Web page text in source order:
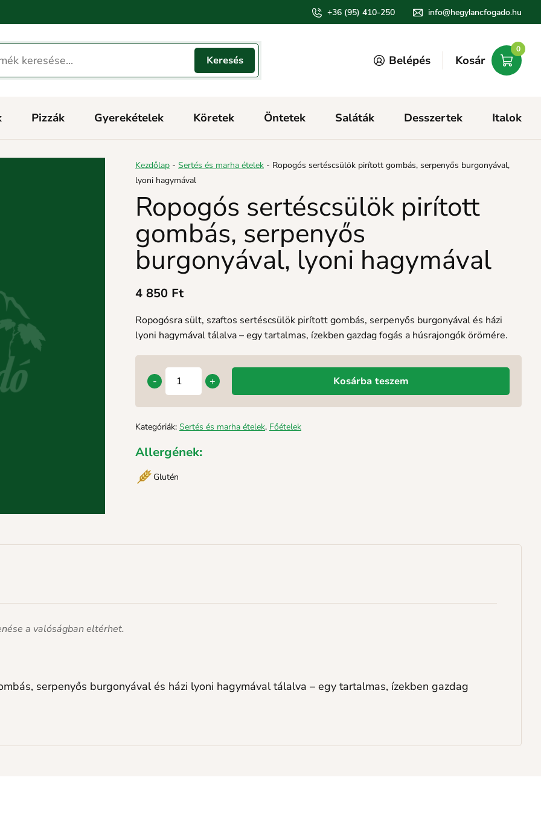
+36 (95) 410-250 info@hegylancfogado.hu
Belépés Kosár
0
Pizzák Gyerekételek Köretek Öntetek Saláták Desszertek Italok
Kezdőlap - Sertés és marha ételek - Ropogós sertéscsülök pirított gombás, serpenyős burgonyával,
lyoni hagymával
Ropogós sertéscsülök pirított
gombás, serpenyős
burgonyával, lyoni hagymával
4 850 Ft
Ropogósra sült, szaftos sertéscsülök pirított gombás, serpenyős burgonyával és házi
lyoni hagymával tálalva – egy tartalmas, ízekben gazdag fogás a húsrajongók örömére.
- + Kosárba teszem
Kategóriák: Sertés és marha ételek, Főételek
Allergének:
Glutén
a valóságban eltérhet.
serpenyős burgonyával és házi lyoni hagymával tálalva – egy tartalmas, ízekben gazdag